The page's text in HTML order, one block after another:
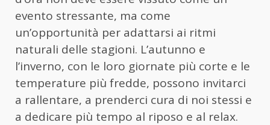
evento stressante, ma come
un’opportunità per adattarsi ai ritmi
naturali delle stagioni. L’autunno e
l’inverno, con le loro giornate più corte e le
temperature più fredde, possono invitarci
a rallentare, a prenderci cura di noi stessi e
a dedicare più tempo al riposo e al relax.